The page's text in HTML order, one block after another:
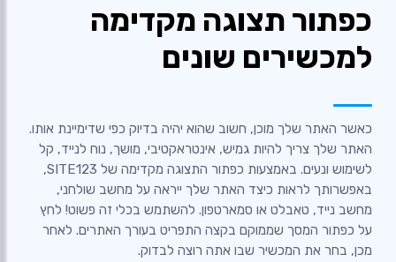
כפתור תצוגה מקדימה
למכשירים שונים
כאשר האתר שלך מוכן, חשוב שהוא יהיה בדיוק כפי שדימיינת אותו.
האתר שלך צריך להיות גמיש, אינטראקטיבי, מושך, נוח לנייד, קל
לשימוש ונעים. באמצעות כפתור התצוגה מקדימה של SITE123,
באפשרותך לראות כיצד האתר שלך ייראה על מחשב שולחני,
מחשב נייד, טאבלט או סמארטפון. להשתמש בכלי זה פשוט! לחץ
על כפתור המסך שממוקם בקצה התפריט בעורך האתרים. לאחר
מכן, בחר את המכשיר שבו אתה רוצה לבדוק.